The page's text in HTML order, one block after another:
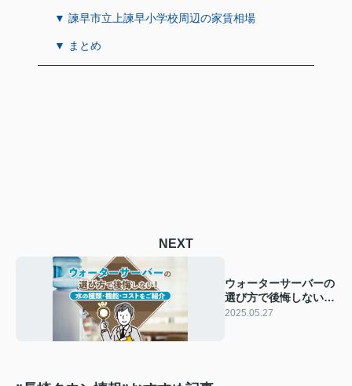
▼ 諫早市立上諫早小学校周辺の家賃相場
▼ まとめ
NEXT
ウォーターサーバーの
選び方で後悔しない！
水の種類・機能・コス
2025.05.27